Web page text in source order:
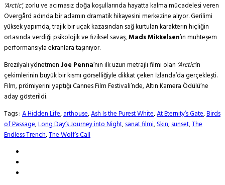
‘Arctic’, zorlu ve acımasız doğa koşullarında hayatta kalma mücadelesi veren
Overgård adında bir adamın dramatik hikayesini merkezine alıyor. Gerilimi
yüksek yapımda, trajik bir uçak kazasından sağ kurtulan karakterin hiçliğin
ortasında verdiği psikolojik ve fiziksel savaş,Mads Mikkelsen’ın muhteşem
performansıyla ekranlara taşınıyor.
Brezilyalı yönetmen Joe Penna’nın ilk uzun metrajlı filmi olan ‘Arctic’in
çekimlerinin büyük bir kısmı görselliğiyle dikkat çeken İzlanda’da gerçekleşti.
Film, prömiyerini yaptığı Cannes Film Festivali’nde, Altın Kamera Ödülü’ne
aday gösterildi.
Tags :A Hidden Life,arthouse,Ash Is the Purest White,At Eternity’s Gate,Birds
of Passage,Long Day’s Journey into Night,sanat filmi,Skin,sunset,The
Endless Trench,The Wolf’s Call